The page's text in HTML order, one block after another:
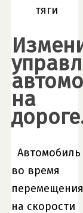
тяги
на
Автомобиль
во время
перемещения
на скорости